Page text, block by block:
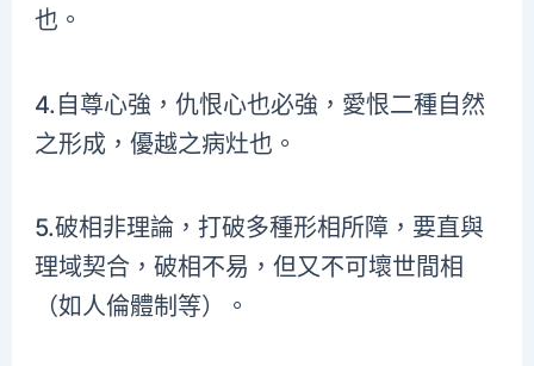
也。
4.自尊心強，仇恨心也必強，愛恨二種自然
之形成，優越之病灶也。
5.破相非理論，打破多種形相所障，要直與
理域契合，破相不易，但又不可壞世間相
（如人倫體制等）。